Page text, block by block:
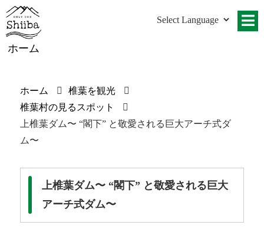
ホーム
ホーム
椎葉を観光
椎葉村の見るスポット
上椎葉ダム〜 “閣下” と敬愛される巨大アーチ式ダ
ム〜
上椎葉ダム〜 “閣下” と敬愛される巨大
アーチ式ダム〜